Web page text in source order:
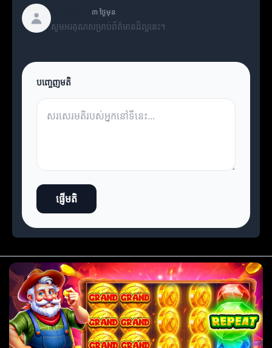
៣ ថ្ងៃមុន
សូមអរគុណសម្រាប់ព័ត៌មានដ៏ល្អនេះ។
បញ្ចេញមតិ
ផ្ញើមតិ